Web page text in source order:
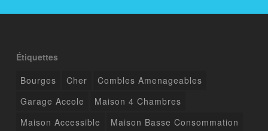
Étiquettes
Bourges
Cher
Combles Amenageables
Garage Accole
Maison 4 Chambres
Maison Accessible
Maison Basse Consommation